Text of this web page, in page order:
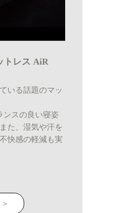
トレス AiR
いる話題のマッ
ンスの良い寝姿
た、湿気や汗を
快感の軽減も実